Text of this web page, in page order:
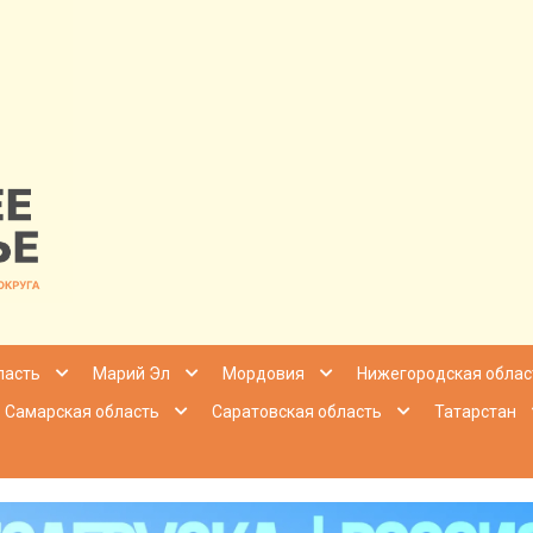
|Марий Эл Мордовия
Нижегородская
Самарская область Саратовская область
Татарстан